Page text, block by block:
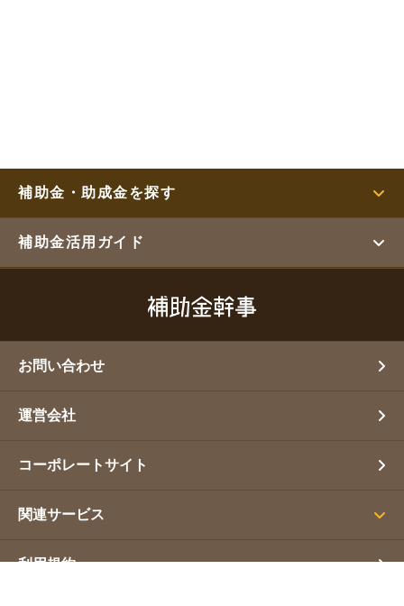
補助金・助成金を探す
補助金活用ガイド
お問い合わせ
運営会社
コーポレートサイト
関連サービス
利用規約